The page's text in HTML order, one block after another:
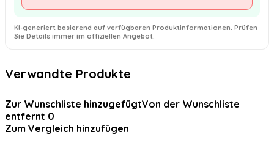
KI-generiert basierend auf verfügbaren Produktinformationen. Prüfen
Sie Details immer im offiziellen Angebot.
Verwandte Produkte
Zur Wunschliste hinzugefügtVon der Wunschliste
entfernt 0
Zum Vergleich hinzufügen